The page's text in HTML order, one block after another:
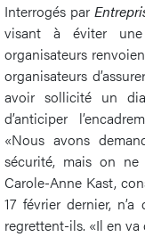
Interrogés par
visant à éviter
organisateurs
organisateurs
avoir sollicité un
d’anticiper
«Nous avons
sécurité, mais on
Carole-Anne Kast,
17 février dernier,
regrettent-ils. «Il en